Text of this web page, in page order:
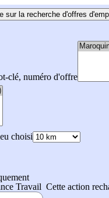
sur la recherche d'offres
clé, numéro d'offre
choisi
Travail Cette action